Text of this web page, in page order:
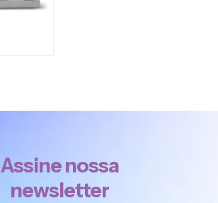
Assine nossa
newsletter